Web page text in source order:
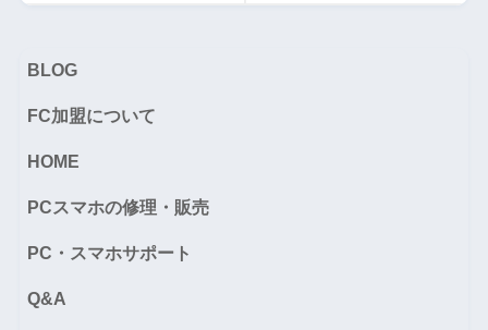
BLOG
FC加盟について
HOME
PCスマホの修理・販売
PC・スマホサポート
Q&A